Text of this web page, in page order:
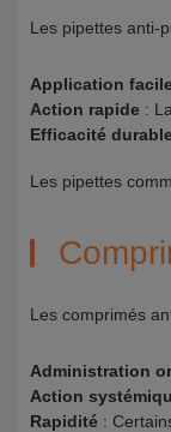
Les pipettes anti-
Application
Action rapide :
Efficacité
Les pipettes
Les comprimés
Administration
Action
Rapidité :